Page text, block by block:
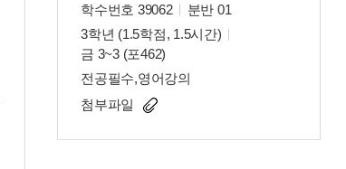
학수번호 39062
분반 01
3학년 (1.5학점, 1.5시간)
금 3~3 (포462)
전공필수,영어강의
첨부파일